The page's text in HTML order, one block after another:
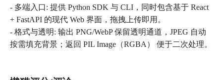
- 多端入口: 提供 Python SDK 与 CLI，同时包含基于 React
+ FastAPI 的现代 Web 界面，拖拽上传即用。
- 格式与透明: 输出 PNG/WebP 保留透明通道，JPEG 自动
按需填充背景；返回 PIL Image（RGBA） 便于二次处理。